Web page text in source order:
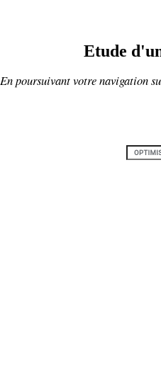
Etude
En poursuivant votre navigation